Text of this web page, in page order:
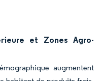
et Zones Agro-
augmentent